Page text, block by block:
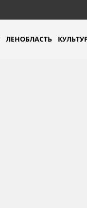
ЛЕНОБЛАСТЬ